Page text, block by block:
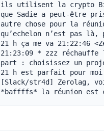
ils utilisent la crypto
que Sadie a peut-être
autre chose pour la
qu’echelon n’est pas là,
21 h ça me va 21:22:46
21:23:09 * zzz
part : choisissez un
21 h est parfait pour
[Slack/str4d] Zerolag,
*baffffs* la réunion est